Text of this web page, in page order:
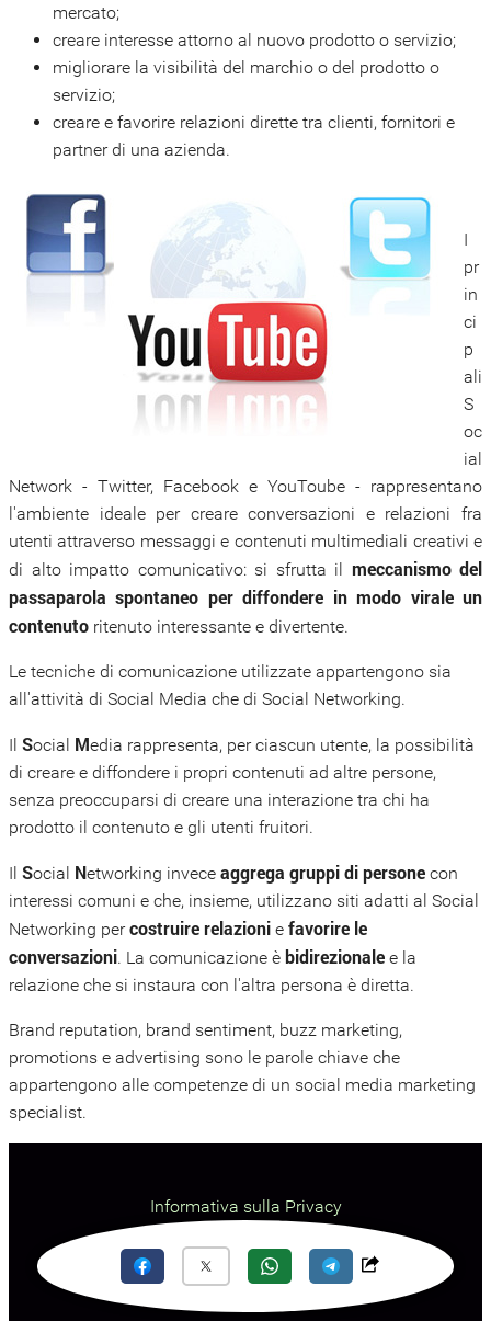
mercato;
creare interesse attorno al nuovo prodotto o servizio;
migliorare la visibilità del marchio o del prodotto o
servizio;
creare e favorire relazioni dirette tra clienti, fornitori e
partner di una azienda.
I
pr
in
ci
p
ali
S
oc
ial
Network - Twitter, Facebook e YouToube - rappresentano
l'ambiente ideale per creare conversazioni e relazioni fra
utenti attraverso messaggi e contenuti multimediali creativi e
di alto impatto comunicativo: si sfrutta il meccanismo del
passaparola spontaneo per diffondere in modo virale un
contenuto ritenuto interessante e divertente.
Le tecniche di comunicazione utilizzate appartengono sia
all'attività di Social Media che di Social Networking.
Il Social Media rappresenta, per ciascun utente, la possibilità
di creare e diffondere i propri contenuti ad altre persone,
senza preoccuparsi di creare una interazione tra chi ha
prodotto il contenuto e gli utenti fruitori.
Il Social Networking invece aggrega gruppi di persone con
interessi comuni e che, insieme, utilizzano siti adatti al Social
Networking percostruire relazioni e favorire le
conversazioni. La comunicazione è bidirezionale e la
relazione che si instaura con l'altra persona è diretta.
Brand reputation, brand sentiment, buzz marketing,
promotions e advertising sono le parole chiave che
appartengono alle competenze di un social media marketing
specialist.
Informativa sulla Privacy